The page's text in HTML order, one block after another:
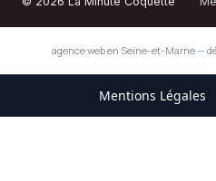
agence web en Seine-et-Marne—
Mentions Légales